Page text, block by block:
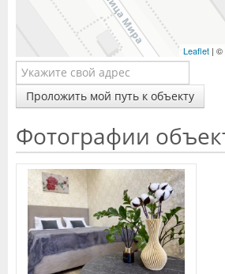
Leaflet | ©
Проложить мой путь к объекту
Фотографии